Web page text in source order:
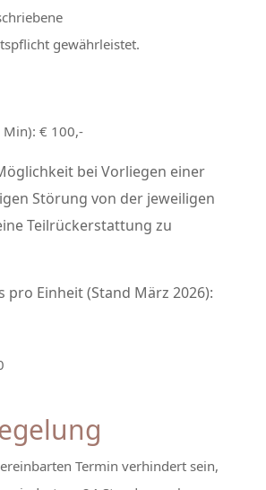
gewährleistet.
Min): € 100,-
bei Vorliegen einer
Störung von der jeweiligen
Teilrückerstattung zu
pro Einheit (Stand März 2026):
Termin verhindert sein,